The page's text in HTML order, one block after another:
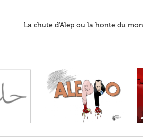
La chute d’Alep ou la honte du